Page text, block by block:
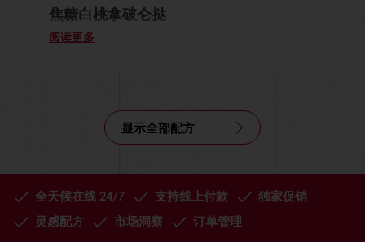
焦糖白桃拿破仑挞
阅读更多
显示全部配方
全天候在线 24/7 支持线上付款
独家促销
灵感配方
市场洞察 订单管理